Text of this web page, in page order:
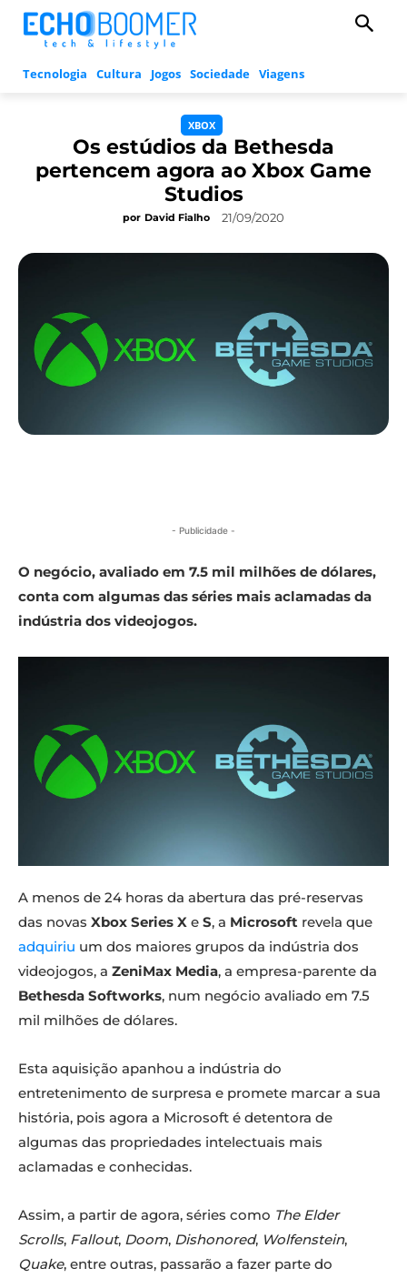
Tecnologia Cultura Jogos Sociedade Viagens
XBOX
Os estúdios da Bethesda
pertencem agora ao Xbox Game
Studios
por David Fialho 21/09/2020
- Publicidade -
O negócio, avaliado em 7.5 mil milhões de dólares,
conta com algumas das séries mais aclamadas da
indústria dos videojogos.
A menos de 24 horas da abertura das pré-reservas
das novas Xbox Series X e S, a Microsoft revela que
adquiriu um dos maiores grupos da indústria dos
videojogos, a ZeniMax Media, a empresa-parente da
Bethesda Softworks, num negócio avaliado em 7.5
mil milhões de dólares.
Esta aquisição apanhou a indústria do
entretenimento de surpresa e promete marcar a sua
história, pois agora a Microsoft é detentora de
algumas das propriedades intelectuais mais
aclamadas e conhecidas.
Assim, a partir de agora, séries como The Elder
Scrolls, Fallout, Doom, Dishonored, Wolfenstein,
Quake, entre outras, passarão a fazer parte do